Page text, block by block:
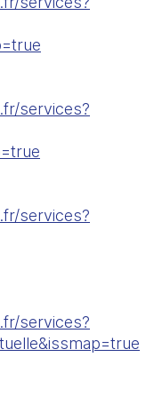
services?
services?
services?